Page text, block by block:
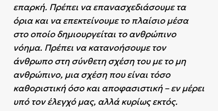
επαρκή. Πρέπει να επανασχεδιάσουμε τα
όρια και να επεκτείνουμε το πλαίσιο μέσα
στο οποίο δημιουργείται το ανθρώπινο
νόημα. Πρέπει να κατανοήσουμε τον
άνθρωπο στη σύνθετη σχέση του με το μη
ανθρώπινο, μια σχέση που είναι τόσο
καθοριστική όσο και αποφασιστική – εν μέρει
υπό τον έλεγχό μας, αλλά κυρίως εκτός.